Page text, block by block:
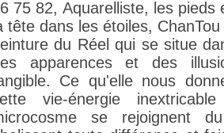
75 82, Aquarelliste, les pieds
tête dans les étoiles,
du Réel qui se situe
apparences et des
Ce qu'elle nous
vie-énergie
se rejoignent